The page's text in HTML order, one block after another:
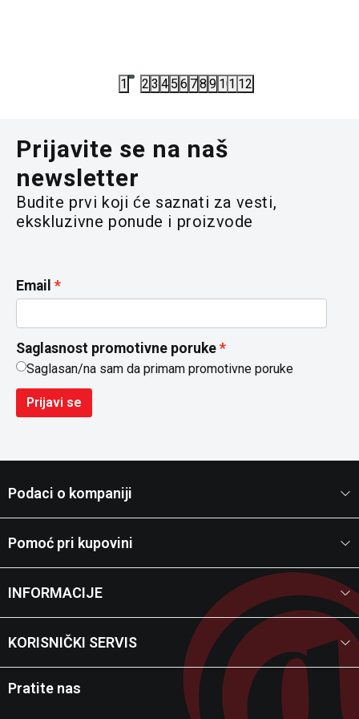
1 2 3 4 5 6 78 9 101112
Prijavite se na naš
newsletter
Budite prvi koji će saznati za vesti,
ekskluzivne ponude i proizvode
Email
Saglasnost promotivne poruke
Saglasan/na sam da primam promotivne poruke
Prijavi se
Podaci o kompaniji
Pomoć pri kupovini
INFORMACIJE
KORISNIČKI SERVIS
Pratite nas